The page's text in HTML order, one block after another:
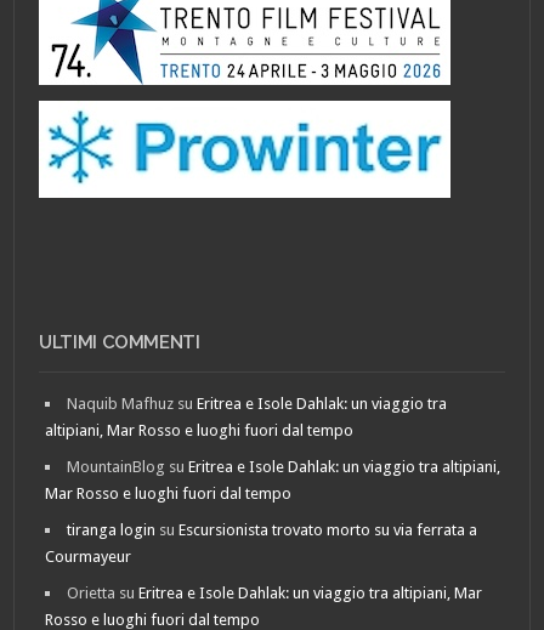
ULTIMI COMMENTI
Naquib Mafhuz suEritrea e Isole Dahlak: un viaggio tra
altipiani, Mar Rosso e luoghi fuori dal tempo
MountainBlog suEritrea e Isole Dahlak: un viaggio tra altipiani,
Mar Rosso e luoghi fuori dal tempo
tiranga login suEscursionista trovato morto su via ferrata a
Courmayeur
Orietta suEritrea e Isole Dahlak: un viaggio tra altipiani, Mar
Rosso e luoghi fuori dal tempo